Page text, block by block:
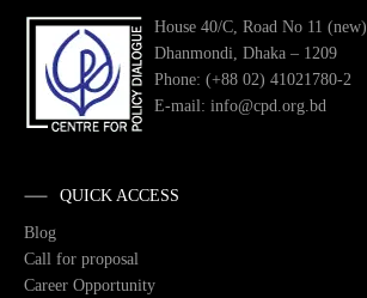
House 40/C, Road No 11 (new)
Dhanmondi, Dhaka – 1209
Phone: (+88 02) 41021780-2
E-mail: info@cpd.org.bd
QUICK ACCESS
Blog
Call for proposal
Career Opportunity